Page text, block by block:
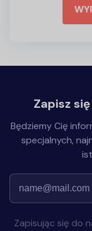
Zapisz
Będziemy Cię
specjalnych,
Zapisując się do